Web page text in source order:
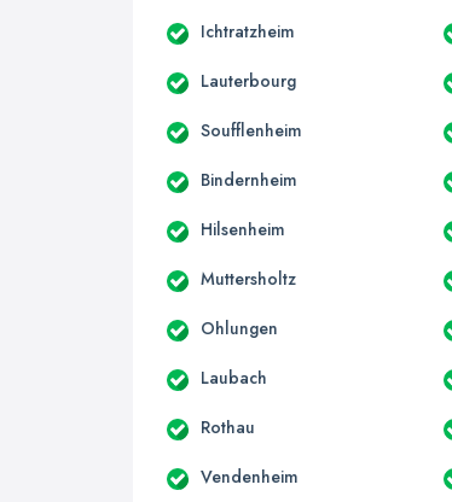
Ichtratzheim
Lauterbourg
Soufflenheim
Bindernheim
Hilsenheim
Muttersholtz
Ohlungen
Laubach
Rothau
Vendenheim